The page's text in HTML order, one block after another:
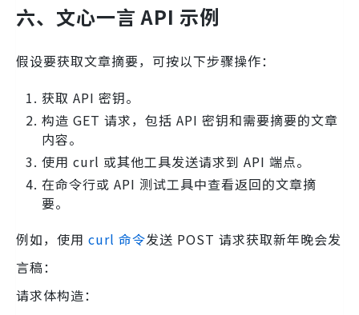
六、文心一言 API 示例
假设要获取文章摘要，可按以下步骤操作：
获取 API 密钥。
构造 GET 请求，包括 API 密钥和需要摘要的文章
内容。
使用 curl 或其他工具发送请求到 API 端点。
在命令行或 API 测试工具中查看返回的文章摘
要。
例如，使用 curl 命令发送 POST 请求获取新年晚会发
言稿：
请求体构造：